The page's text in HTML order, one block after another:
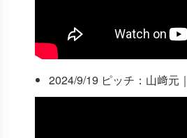
2024/9/19 ピッチ：山﨑元